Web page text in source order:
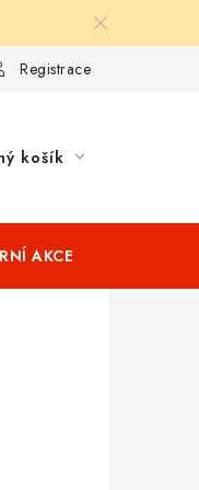
velikostí oblečení
Registrace
košík
AKCE